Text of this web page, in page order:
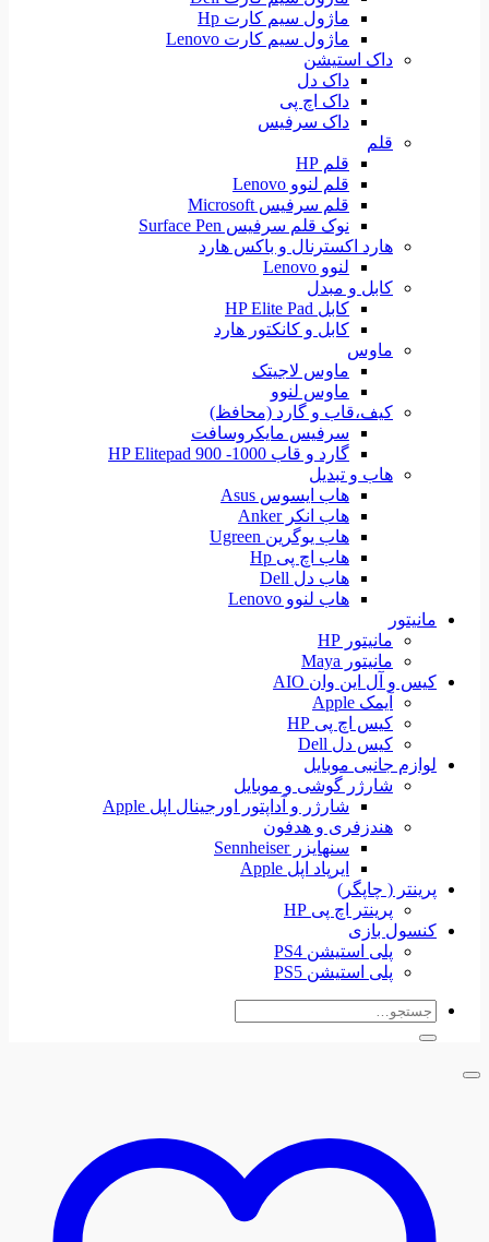
ماژول سیم کارت Hp
ماژول سیم کارت Lenovo
داک استیشن
داک دل
داک اچ پی
داک سرفیس
قلم
قلم HP
قلم لنوو Lenovo
قلم سرفیس Microsoft
نوک قلم سرفیس Surface Pen
هارد اکسترنال و باکس هارد
لنوو Lenovo
کابل و مبدل
کابل HP Elite Pad
کابل و کانکتور هارد
ماوس
ماوس لاجیتک
ماوس لنوو
کیف،قاب و گارد (محافظ)
سرفیس مایکروسافت
گارد و قاب HP Elitepad 900 -1000
هاب و تبدیل
هاب ایسوس Asus
هاب انکر Anker
هاب یوگرین Ugreen
هاب اچ پی Hp
هاب دل Dell
هاب لنوو Lenovo
مانیتور
مانیتور HP
مانیتور Maya
کیس و آل این وان AIO
آیمک Apple
کیس اچ پی HP
کیس دل Dell
لوازم جانبی موبایل
شارژر گوشی و موبایل
شارژر و آداپتور اورجینال اپل Apple
هندزفری و هدفون
سنهایزر Sennheiser
ایرپاد اپل Apple
پرینتر ( چاپگر)
پرینتر اچ پی HP
کنسول بازی
پلی استیشن PS4
پلی استیشن PS5
جستجو